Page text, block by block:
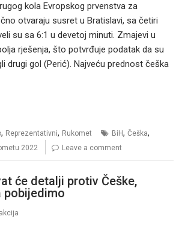
kola Evropskog prvenstva za
otvaraju susret u Bratislavi, sa četiri
su sa 6:1 u devetoj minuti. Zmajevi u
rješenja, što potvrđuje podatak da su
drugi gol (Perić). Najveću prednost češka
, Reprezentativni, Rukomet BiH,Češka,
2022 Leave a comment
će detalji protiv Češke,
pobijedimo